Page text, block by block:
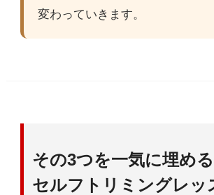
変わっていきます。
その3つを一気に埋める
セルフトリミングレッ